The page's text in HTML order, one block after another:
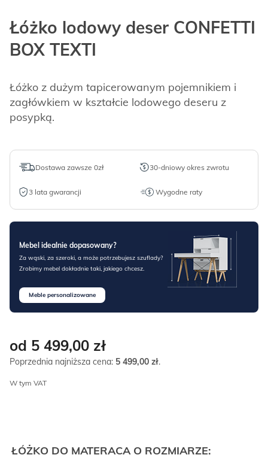
Łóżko lodowy deser CONFETTI
BOX TEXTI
Łóżko z dużym tapicerowanym pojemnikiem i
zagłówkiem w kształcie lodowego deseru z
posypką.
Dostawa zawsze 0zł 30-dniowy okres zwrotu
3 lata gwarancji Wygodne raty
Mebel idealnie dopasowany?
Za wąski, za szeroki, a może potrzebujesz szuflady?
Zrobimy mebel dokładnie taki, jakiego chcesz.
Meble personalizowane
od 5 499,00 zł
Poprzednia najniższa cena: 5 499,00 zł.
W tym VAT
ŁÓŻKO DO MATERACA O ROZMIARZE: